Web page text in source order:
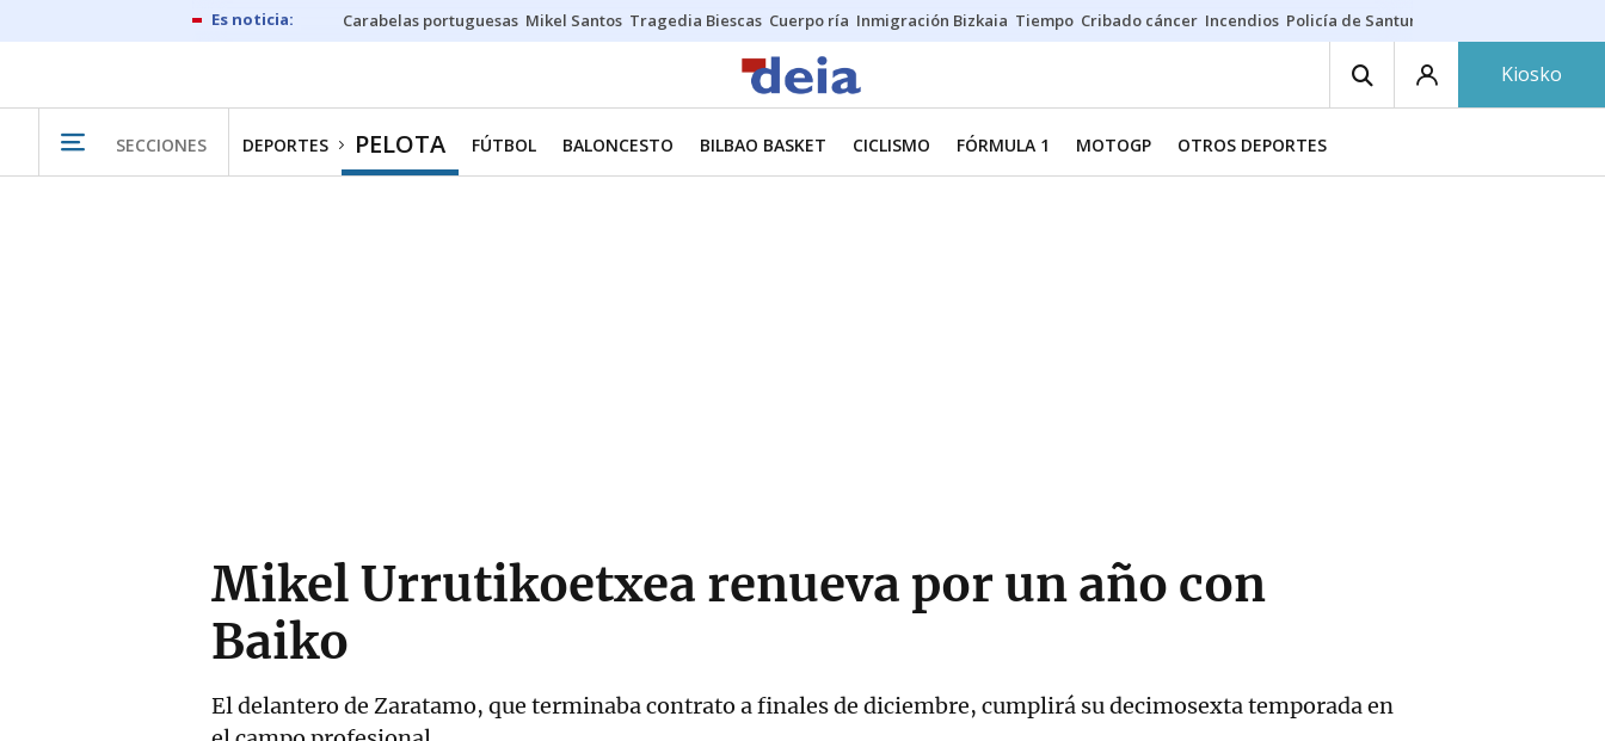
Carabelas portuguesas Mikel Santos Tragedia Biescas Cuerpo ría Inmigración Bizkaia Tiempo Cribado cáncer Incendios Policía de Santurtzi
Kiosko
SECCIONES DEPORTES PELOTA FÚTBOL BALONCESTO BILBAO BASKET CICLISMO FÓRMULA 1 MOTOGP OTROS DEPORTES
Mikel Urrutikoetxea renueva por un año con
Baiko
El delantero de Zaratamo, que terminaba contrato a finales de diciembre, cumplirá su decimosexta temporada en